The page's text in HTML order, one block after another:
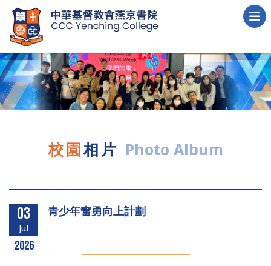
校園相片 Photo Album
03
Jul
2026
青少年奮勇向上計劃